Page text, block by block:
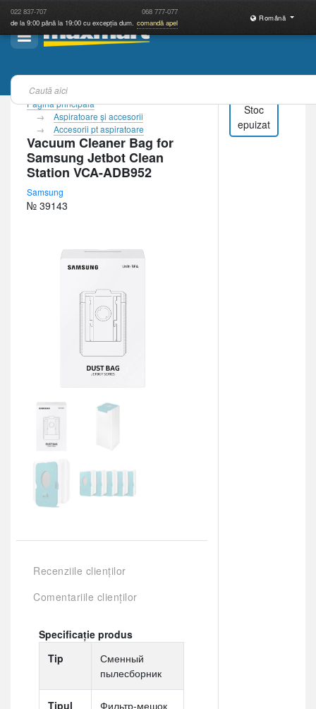
022 837-707 068 777-077
de la 9:00 până la 19:00 cu excepția dum. comandă apel
Română
Pagina principală
Aspiratoare şi accesorii
Accesorii pt aspiratoare
Vacuum Cleaner Bag for
Samsung Jetbot Clean
Station VCA-ADB952
Samsung
№ 39143
Recenziile clienților
Comentariile clienților
Specificație produs
Tip
Сменный
пылесборник
Tipul
Фильтр-мешок
Stoc
epuizat